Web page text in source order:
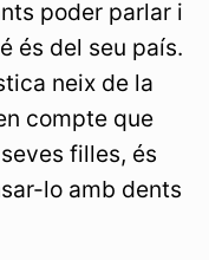
poder parlar i
és del seu país.
neix de la
compte que
filles, és
lo amb dents